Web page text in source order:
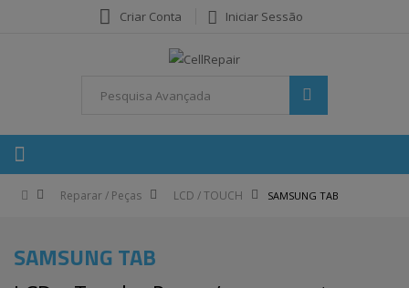
Criar Conta Iniciar Sessão
Reparar / Peças LCD / TOUCH SAMSUNG TAB
SAMSUNG TAB